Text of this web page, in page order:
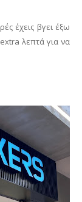
έχεις βγει έξω
λεπτά για να